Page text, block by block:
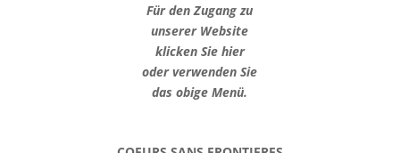
Für den Zugang zu
unserer Website
klicken Sie hier
oder verwenden Sie
das obige Menü.